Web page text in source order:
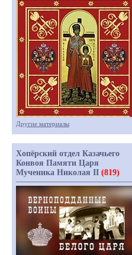
Другие материалы
Хопёрский отдел Казачьего
Конвоя Памяти Царя
Мученика Николая II (819)